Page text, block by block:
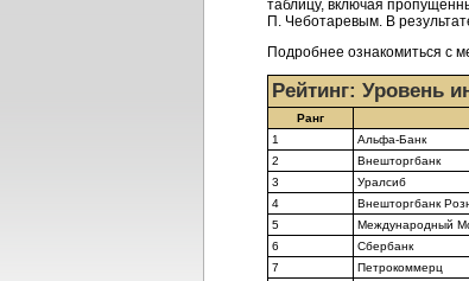
таблицу, включая
П. Чеботаревым. В
Подробнее ознакомиться с
Рейтинг: Уровень
Ранг
1
Альфа-Банк
2
Внешторгбанк
3
Уралсиб
4
Внешторгбанк
5
Международный
6
Сбербанк
7
Петрокоммерц